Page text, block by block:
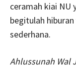
ceramah kiai NU
begitulah
sederhana.
Ahlussunah Wal